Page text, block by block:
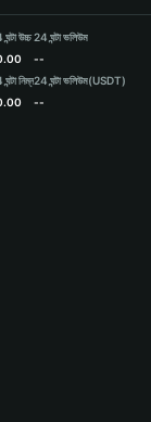
উচ্চ
নিম্ন
24 ঘন্টা ভলিউম
--
24 ঘন্টা ভলিউম(USDT)
--